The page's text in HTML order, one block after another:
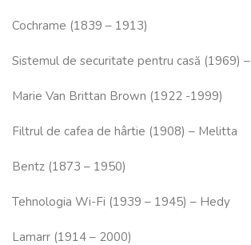
Cochrame (1839 – 1913)
Sistemul de securitate pentru casă (1969) –
Marie Van Brittan Brown (1922 -1999)
Filtrul de cafea de hârtie (1908) – Melitta
Bentz (1873 – 1950)
Tehnologia Wi-Fi (1939 – 1945) – Hedy
Lamarr (1914 – 2000)